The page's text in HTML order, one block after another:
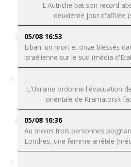
L'Autriche bat son record
deuxième jour d'affilée
05/08 16:53
Liban: un mort et onze blessés
israélienne sur le sud (média
L'Ukraine ordonne l'évacuation
orientale de Kramatorsk
05/08 16:36
Au moins trois personnes
Londres, une femme arrêtée